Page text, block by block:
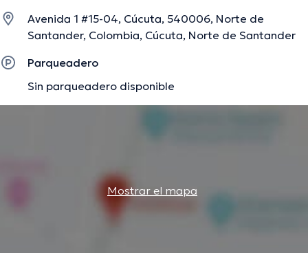
Avenida 1 #15-04, Cúcuta, 540006, Norte de
Santander, Colombia, Cúcuta, Norte de Santander
Parqueadero
Sin parqueadero disponible
Mostrar el mapa